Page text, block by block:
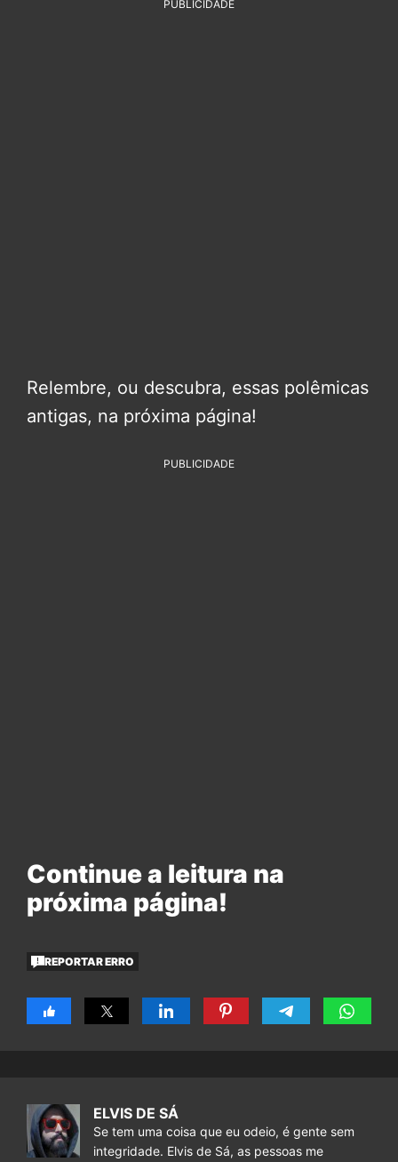
PUBLICIDADE
Relembre, ou descubra, essas polêmicas
antigas, na próxima página!
PUBLICIDADE
Continue a leitura na
próxima página!
REPORTAR ERRO
ELVIS DE SÁ
Se tem uma coisa que eu odeio, é gente sem
integridade. Elvis de Sá, as pessoas me